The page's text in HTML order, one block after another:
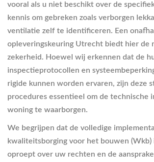
vooral als u niet beschikt over de
kennis om gebreken zoals verborgen
ventilatie zelf te identificeren. Een
opleveringskeuring Utrecht biedt hier de
zekerheid. Hoewel wij erkennen dat de
inspectieprotocollen en
rigide kunnen worden ervaren, zijn deze
procedures essentieel om de technische
woning te waarborgen.
We begrijpen dat de volledige
kwaliteitsborging voor het bouwen (Wkb)
oproept over uw rechten en de